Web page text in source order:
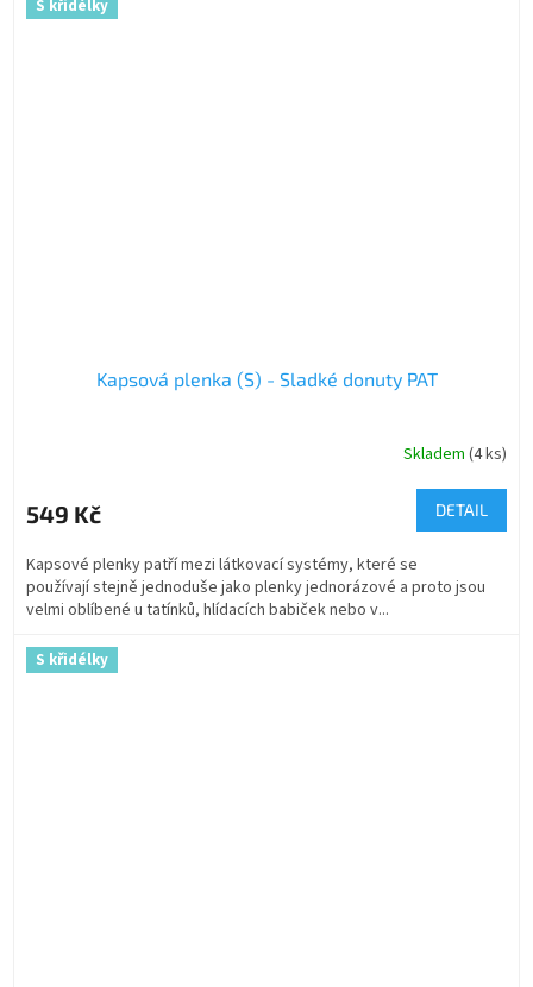
S křidélky
Kapsová plenka (S) - Sladké donuty PAT
Skladem (4 ks)
549 Kč DETAIL
Kapsové plenky patří mezi látkovací systémy, které se
používají stejně jednoduše jako plenky jednorázové a proto jsou
velmi oblíbené u tatínků, hlídacích babiček nebo v...
S křidélky